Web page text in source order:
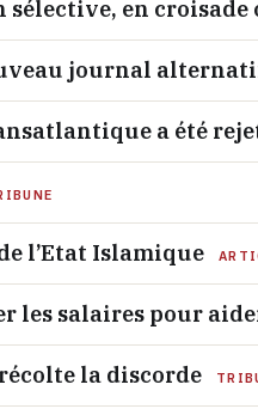
en
journal
a été
l’Etat Islamique
salaires pour aider
la discorde